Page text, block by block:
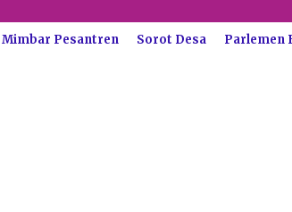
Mimbar Pesantren Sorot Desa Parlemen